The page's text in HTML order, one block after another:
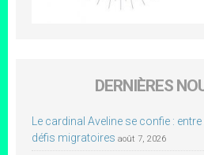
DERNIÈRES
Le cardinal Aveline se confie :
défis migratoires août 7, 2026